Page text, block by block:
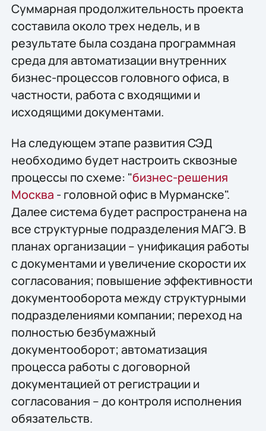
Суммарная продолжительность проекта
составила около трех недель, и в
результате была создана программная
среда для автоматизации внутренних
бизнес-процессов головного офиса, в
частности, работа с входящими и
исходящими документами.
На следующем этапе развития СЭД
необходимо будет настроить сквозные
процессы по схеме: "бизнес-решения
Москва - головной офис в Мурманске".
Далее система будет распространена на
все структурные подразделения МАГЭ. В
планах организации – унификация работы
с документами и увеличение скорости их
согласования; повышение эффективности
документооборота между структурными
подразделениями компании; переход на
полностью безбумажный
документооборот; автоматизация
процесса работы с договорной
документацией от регистрации и
согласования – до контроля исполнения
обязательств.